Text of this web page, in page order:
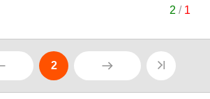
2 / 1
2